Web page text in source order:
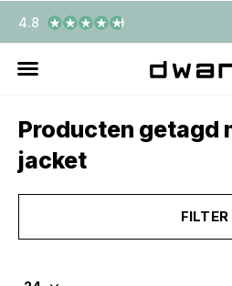
4.8
Producten getagd
jacket
FILTER